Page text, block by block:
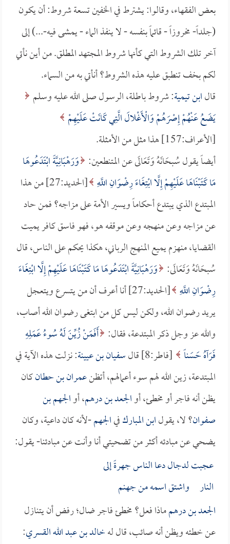
بعض الفقهاء، وقالوا: يشترط في الخفين تسعة شروط: أن يكون
(جلداً- مخروزاً - قائماً بنفسه - لا ينفذ الماء - يمشى فيه-...) إلى
آخر تلك الشروط التي كأنها شروط المجتهد المطلق. من أين نأتي
لكم بخف تنطبق عليه هذه الشروط؟ أنأتي به من السماء.
قالابن تيمية: شروط باطلة، الرسول صلى الله عليه وسلم
يَضَعُ عَنْهُمْ إِصْرَهُمْ وَالْأَغْلالَ الَّتِي كَانَتْ عَلَيْهِمْ
[الأعراف:157] هذا مثل من الأمثلة.
أيضاً يقول سُبحَانَهُ وَتَعَالَى عن المتنطعين: وَرَهْبَانِيَّةً ابْتَدَعُوهَا
مَا كَتَبْنَاهَا عَلَيْهِمْ إِلَّا ابْتِغَاءَ رِضْوَانِ اللَّهِ
[الحديد:27] من هذا
المبتدع الذي يبتدع أحكاماً ويسير الأمة على مزاجه؟ فمن حاد
عن مزاجه وعن منهجه وعن موقفه هو، فهو فاسق كافر يميت
القضايا، منهزم يميع المنهج الرباني، هكذا يحكم على الناس، قال
سُبحَانَهُ وَتَعَالَى: وَرَهْبَانِيَّةً ابْتَدَعُوهَا مَا كَتَبْنَاهَا عَلَيْهِمْ إِلَّا ابْتِغَاءَ
رِضْوَانِ اللَّهِ
[الحديد:27] أنا أعرف أن من يتسرع ويتعجل
يريد رضوان الله، ولكن ليس كل من ابتغى رضوان الله أصاب،
والله عز وجل ذكر المبتدعة، فقال: أَفَمَنْ زُيِّنَ لَهُ سُوءُ عَمَلِهِ
فَرَآهُ حَسَناً [فاطر:8] قال سفيان بن عيينة: نزلت هذه الآية في
المبتدعة، زين الله لهم سوء أعمالهم، أتظنعمران بن حطانكان
يظن أنه فاجر أو مخطئ، أوالجعد بن درهم، أوالجهم بن
صفوان؟ لا، يقولابن المباركفيالجهم-لأنه كان داعية، وكان
يضحي عن مبادئه أكثر من تضحيتي أنا وأنت عن مبادئنا- يقول:
عجبت لدجال دعا الناس جهرةً إلى
النار واشتق اسمه من جهنم
الجعد بن درهمماذا فعل؟ مخطئ فاجر ضال؛ رفض أن يتنازل
عن خطئه ويظن أنه صائب، قال لهخالد بن عبد الله القسري: